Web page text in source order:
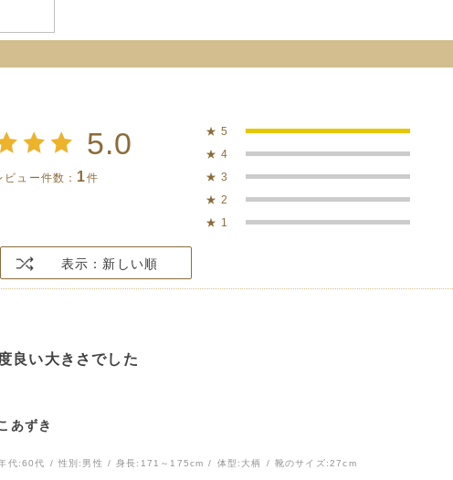
5.0
ビュー件数： 1件
★ 5
★ 4
★ 3
★ 2
★ 1
表示：新しい順
良い大きさでした
あずき
代:60代 性別: 男性 身長: 171～175cm 体型: 大柄 靴のサイズ:27cm